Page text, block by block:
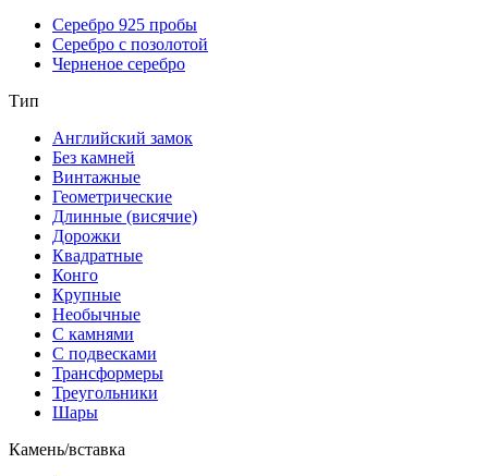
Серебро 925 пробы
Серебро с позолотой
Черненое серебро
Тип
Английский замок
Без камней
Винтажные
Геометрические
Длинные (висячие)
Дорожки
Квадратные
Конго
Крупные
Необычные
С камнями
С подвесками
Трансформеры
Треугольники
Шары
Камень/вставка